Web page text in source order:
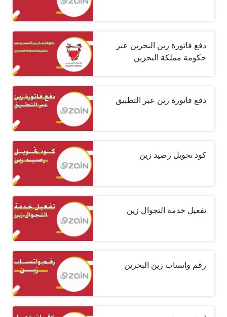
دفع فاتورة زين البحرين عبر
حكومة مملكة البحرين
دفع فاتورة زين عبر التطبيق
كود تحويل رصيد زين
تفعيل خدمة التجوال زين
رقم واتساب زين البحرين